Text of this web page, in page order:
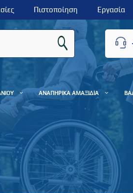
Πιστοποίηση Εργασία
ΑΝΑΠΗΡΙΚΑ ΑΜΑΞΙΔΙΑ